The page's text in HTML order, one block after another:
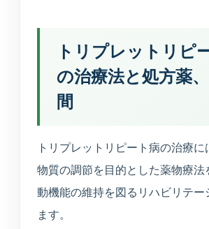
トリプレットリピ
の治療法と処方薬
間
トリプレットリピート病の治療
物質の調節を目的とした薬物療法
動機能の維持を図るリハビリテー
ます。